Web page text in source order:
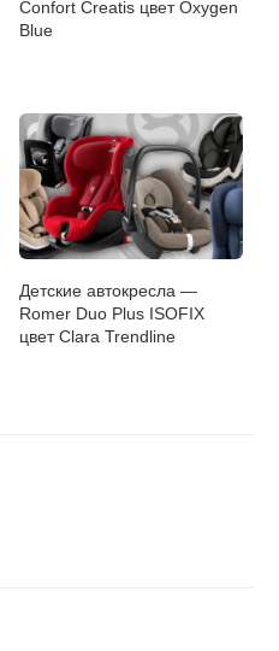
Confort Creatis цвет Oxygen
Blue
Детские автокресла —
Romer Duo Plus ISOFIX
цвет Clara Trendline